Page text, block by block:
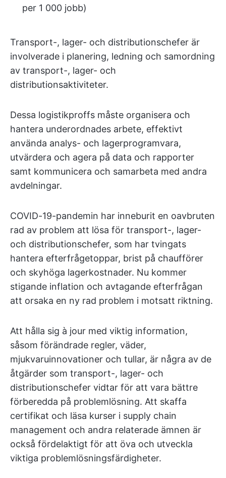
per 1 000 jobb)
Transport-, lager- och distributionschefer är
involverade i planering, ledning och samordning
av transport-, lager- och
distributionsaktiviteter.
Dessa logistikproffs måste organisera och
hantera underordnades arbete, effektivt
använda analys- och lagerprogramvara,
utvärdera och agera på data och rapporter
samt kommunicera och samarbeta med andra
avdelningar.
COVID-19-pandemin har inneburit en oavbruten
rad av problem att lösa för transport-, lager-
och distributionschefer, som har tvingats
hantera efterfrågetoppar, brist på chaufförer
och skyhöga lagerkostnader. Nu kommer
stigande inflation och avtagande efterfrågan
att orsaka en ny rad problem i motsatt riktning.
Att hålla sig à jour med viktig information,
såsom förändrade regler, väder,
mjukvaruinnovationer och tullar, är några av de
åtgärder som transport-, lager- och
distributionschefer vidtar för att vara bättre
förberedda på problemlösning. Att skaffa
certifikat och läsa kurser i supply chain
management och andra relaterade ämnen är
också fördelaktigt för att öva och utveckla
viktiga problemlösningsfärdigheter.